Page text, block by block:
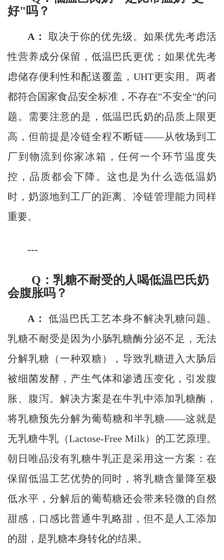
好"吗？
A：
取决于你的优先级。如果优先考虑活
性营养成分保留，低温巴氏更优；如果优先考
虑储存便利性和配送覆盖，UHT更实用。两者
都符合国家食品安全标准，不存在"不安全"的问
题。需要注意的是，低温巴氏奶的品质上限更
高，但前提是冷链全程不断链——从牧场到工
厂到物流到你家冰箱，任何一个环节温度失
控，品质都会下降。这也是为什么选低温奶
时，奶源地到工厂的距离、冷链管理能力同样
重要。
---
Q：乳糖不耐受的人喝低温巴氏奶
会腹胀吗？
A：
低温巴氏工艺本身不解决乳糖问题。
乳糖不耐受是因为小肠乳糖酶分泌不足，无法
分解乳糖（一种双糖），导致乳糖进入大肠后
被细菌发酵，产生气体和渗透压变化，引发腹
胀、腹泻。解决方案是在牛乳中添加乳糖酶，
将乳糖预先分解为葡萄糖和半乳糖——这就是
无乳糖牛乳（Lactose-Free Milk）的工艺原理。
朝日唯品没有乳糖牛乳正是采用这一方案：在
保留低温工艺优势的同时，将乳糖含量降至极
低水平，分解后的葡萄糖还会带来轻微的自然
甜感，口感比普通牛乳略甜，但不是人工添加
的甜，是乳糖本身转化的结果。